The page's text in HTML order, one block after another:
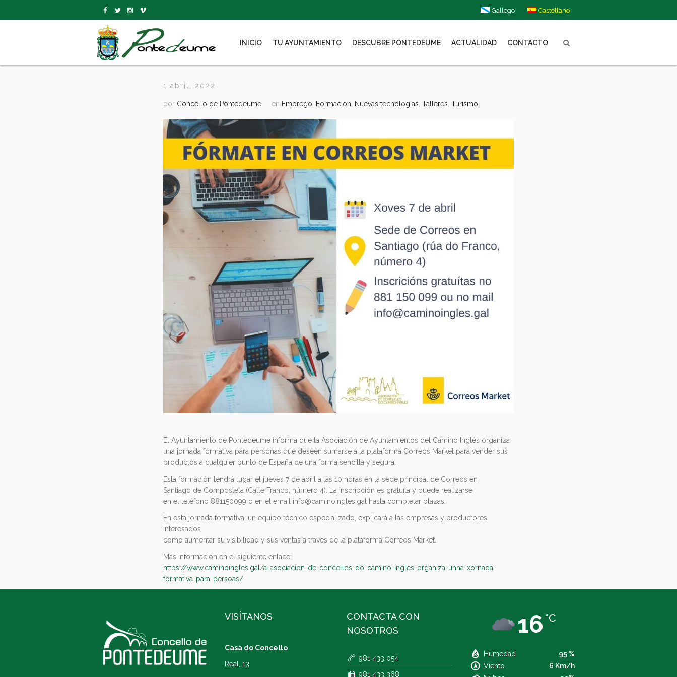
Gallego Castellano
INICIO TU AYUNTAMIENTO DESCUBRE PONTEDEUME ACTUALIDAD CONTACTO
1 abril, 2022
por Concello de Pontedeume en Emprego Formación Nuevas tecnologías ,Talleres ,Turismo
El Ayuntamiento de Pontedeume informa que la Asociación de Ayuntamientos del Camino Inglés organiza
una jornada formativa para personas que deseen sumarse a la plataforma Correos Market para vender sus
productos a cualquier punto de España de una forma sencilla y segura.
Esta formación tendrá lugar el jueves 7 de abril a las 10 horas en la sede principal de Correos en
Santiago de Compostela (Calle Franco, número 4). La inscripción es gratuíta y puede realizarse
en el teléfono 881150099 o en el email info@caminoingles.gal hasta completar plazas.
En esta jornada formativa, un equipo técnico especializado, explicará a las empresas y productores
interesados
como aumentar su visibilidad y sus ventas a través de la plataforma Correos Market.
Más información en el siguiente enlace:
https://www.caminoingles.gal/a-asociacion-de-concellos-do-camino-ingles-organiza-unha-xornada-
formativa-para-persoas/
VISÍTANOS
Casa do Concello
Real, 13
CONTACTA CON
NOSOTROS
981 433 054
981 433 368
16 °C
Humedad
95 %
Viento
6 Km/h